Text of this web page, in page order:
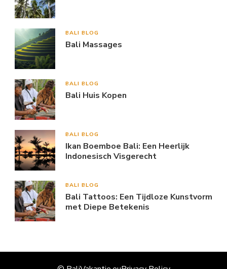
BALI BLOG
Bali Massages
BALI BLOG
Bali Huis Kopen
BALI BLOG
Ikan Boemboe Bali: Een Heerlijk
Indonesisch Visgerecht
BALI BLOG
Bali Tattoos: Een Tijdloze Kunstvorm
met Diepe Betekenis